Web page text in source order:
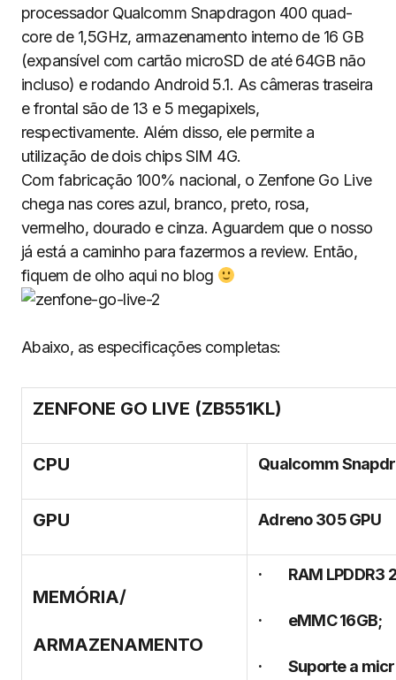
processador Qualcomm Snapdragon 400 quad-
core de 1,5GHz, armazenamento interno de 16 GB
(expansível com cartão microSD de até 64GB não
incluso) e rodando Android 5.1. As câmeras traseira
e frontal são de 13 e 5 megapixels,
respectivamente. Além disso, ele permite a
utilização de dois chips SIM 4G.
Com fabricação 100% nacional, o Zenfone Go Live
chega nas cores azul, branco, preto, rosa,
vermelho, dourado e cinza. Aguardem que o nosso
já está a caminho para fazermos a review. Então,
fiquem de olho aqui no blog
Abaixo, as especificações completas:
ZENFONE GO LIVE (ZB551KL)
CPU Qualcomm
GPU Adreno 305 GPU
MEMÓRIA/
ARMAZENAMENTO
· RAM LPDDR3
· eMMC 16GB;
· Suporte a